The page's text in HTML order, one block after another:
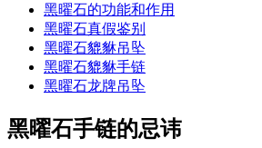
黑曜石的功能和作用
黑曜石真假鉴别
黑曜石貔貅吊坠
黑曜石貔貅手链
黑曜石龙牌吊坠
黑曜石手链的忌讳